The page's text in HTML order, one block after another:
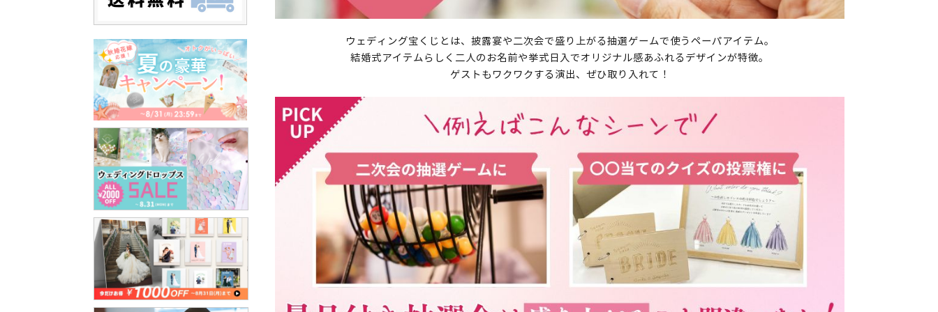
ウェディング宝くじとは、披露宴や二次会で盛り上がる抽選ゲームで使うペーパアイテム。
結婚式アイテムらしく二人のお名前や挙式日入でオリジナル感あふれるデザインが特徴。
ゲストもワクワクする演出、ぜひ取り入れて！